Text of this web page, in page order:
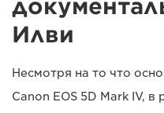
Илви
Несмотря на то что
Canon EOS 5D Mark IV, в